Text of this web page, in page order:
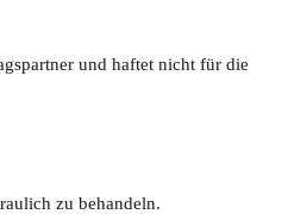
und haftet nicht für die
zu behandeln.